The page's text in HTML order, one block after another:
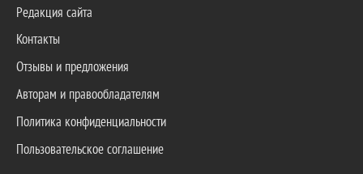
Редакция сайта
Контакты
Отзывы и предложения
Авторам и правообладателям
Политика конфиденциальности
Пользовательское соглашение